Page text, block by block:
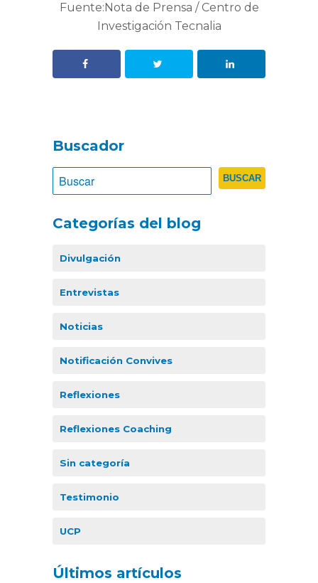
Fuente:Nota de Prensa / Centro de
Investigación Tecnalia
Buscador
Categorías del blog
Divulgación
Entrevistas
Noticias
Notificación Convives
Reflexiones
Reflexiones Coaching
Sin categoría
Testimonio
UCP
Últimos artículos